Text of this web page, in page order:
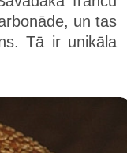
un tas
Tā ir unikāla